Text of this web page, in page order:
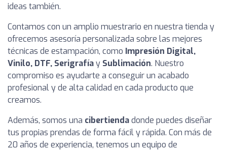
ideas también.
Contamos con un amplio muestrario en nuestra tienda y
ofrecemos asesoría personalizada sobre las mejores
técnicas de estampación, como Impresión Digital,
Vinilo, DTF, Serigrafíay Sublimación. Nuestro
compromiso es ayudarte a conseguir un acabado
profesional y de alta calidad en cada producto que
creamos.
Además, somos una cibertiendadonde puedes diseñar
tus propias prendas de forma fácil y rápida. Con más de
20 años de experiencia, tenemos un equipo de